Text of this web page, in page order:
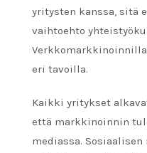
yritysten kanssa, sitä
vaihtoehto
eri tavoilla.
Kaikki yritykset
että markkinoinnin
mediassa.